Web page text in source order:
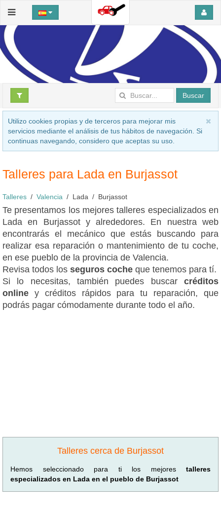
Buscar
Utilizo cookies propias y de terceros para mejorar mis
servicios mediante el análisis de tus hábitos de navegación. Si
continuas navegando, considero que aceptas su uso.
Talleres para Lada en Burjassot
Talleres Valencia Lada Burjassot
Te presentamos los mejores talleres especializados en
Lada en Burjassot y alrededores. En nuestra web
encontrarás el mecánico que estás buscando para
realizar esa reparación o mantenimiento de tu coche,
en ese pueblo de la provincia de Valencia.
Revisa todos los seguros coche que tenemos para tí.
Si lo necesitas, también puedes buscar créditos
online y créditos rápidos para tu reparación, que
podrás pagar cómodamente durante todo el año.
Talleres cerca de Burjassot
Hemos seleccionado para ti los mejores talleres
especializados en Lada en el pueblo de Burjassot